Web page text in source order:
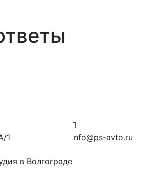
1
info@ps-avto.ru
в Волгограде